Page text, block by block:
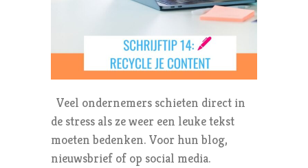
Veel ondernemers schieten direct in
de stress als ze weer een leuke tekst
moeten bedenken. Voor hun blog,
nieuwsbrief of op social media.